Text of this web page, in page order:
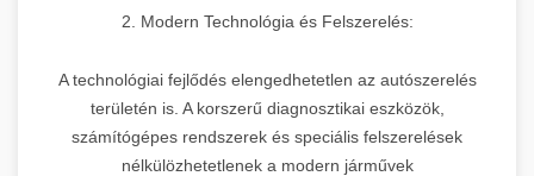
2. Modern Technológia és Felszerelés:
A technológiai fejlődés elengedhetetlen az autószerelés
területén is. A korszerű diagnosztikai eszközök,
számítógépes rendszerek és speciális felszerelések
nélkülözhetetlenek a modern járművek